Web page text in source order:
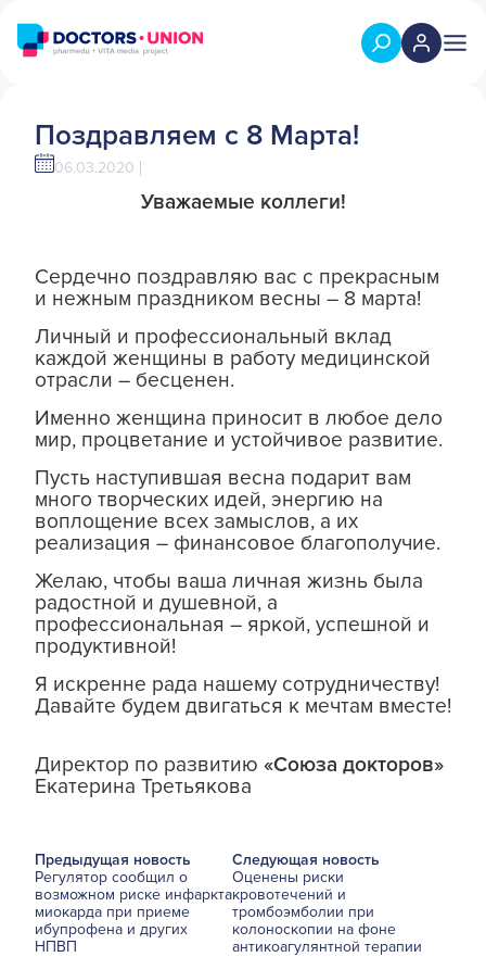
Поздравляем с 8 Марта!
06.03.2020
Уважаемые коллеги!
Сердечно поздравляю вас с прекрасным
и нежным праздником весны – 8 марта!
Личный и профессиональный вклад
каждой женщины в работу медицинской
отрасли – бесценен.
Именно женщина приносит в любое дело
мир, процветание и устойчивое развитие.
Пусть наступившая весна подарит вам
много творческих идей, энергию на
воплощение всех замыслов, а их
реализация – финансовое благополучие.
Желаю, чтобы ваша личная жизнь была
радостной и душевной, а
профессиональная – яркой, успешной и
продуктивной!
Я искренне рада нашему сотрудничеству!
Давайте будем двигаться к мечтам вместе!
Директор по развитию «Союза докторов»
Екатерина Третьякова
Предыдущая новость
Регулятор сообщил о
возможном риске инфаркта
миокарда при приеме
ибупрофена и других
НПВП
Следующая новость
Оценены риски
кровотечений и
тромбоэмболии при
колоноскопии на фоне
антикоагулянтной терапии